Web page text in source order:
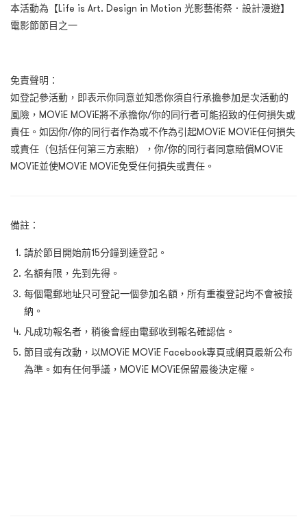
本活動為【Life is Art. Design in Motion 光影藝術祭．設計漫遊】
電影節節目之一
免責聲明：
如登記參活動，即表示你同意並知悉你須自行承擔參加是次活動的
風險，MOViE MOViE將不承擔你/你的同行者可能招致的任何損失或
責任。如因你/你的同行者作為或不作為引起MOViE MOViE任何損失
或責任（包括任何第三方索賠），你/你的同行者同意賠償MOViE
MOViE並使MOViE MOViE免受任何損失或責任。
備註：
請於節目開始前15分鐘到達登記。
名額有限，先到先得。
每個電郵地址只可登記一個參加名額，所有重複登記均不會被接
納。
凡成功報名者，稍後會經由電郵收到報名確認信。
節目或有改動，以MOViE MOViE Facebook專頁或網頁最新公布
為準。如有任何爭議，MOViE MOViE保留最後決定權。